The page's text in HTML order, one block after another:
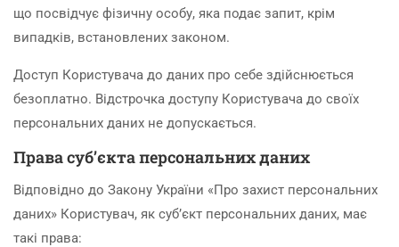
що посвідчує фізичну особу, яка подає запит, крім
випадків, встановлених законом.
Доступ Користувача до даних про себе здійснюється
безоплатно. Відстрочка доступу Користувача до своїх
персональних даних не допускається.
Права суб’єкта персональних даних
Відповідно до Закону України «Про захист персональних
даних» Користувач, як суб’єкт персональних даних, має
такі права: